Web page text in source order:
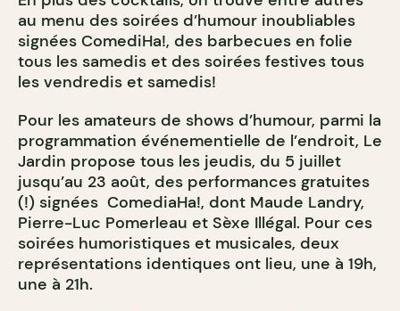
au menu des soirées d’humour inoubliables
signées ComediHa!, des barbecues en folie
tous les samedis et des soirées festives tous
les vendredis et samedis!
Pour les amateurs de shows d’humour, parmi la
programmation événementielle de l’endroit, Le
Jardin propose tous les jeudis, du 5 juillet
jusqu’au 23 août, des performances gratuites
(!) signées ComediaHa!, dont Maude Landry,
Pierre-Luc Pomerleau et Sèxe Illégal. Pour ces
soirées humoristiques et musicales, deux
représentations identiques ont lieu, une à 19h,
une à 21h.